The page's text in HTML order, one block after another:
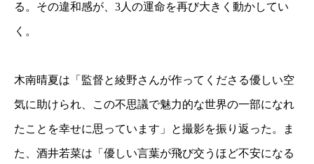
る。その違和感が、3人の運命を再び大きく動かしてい
く。
木南晴夏は「監督と綾野さんが作ってくださる優しい空
気に助けられ、この不思議で魅力的な世界の一部になれ
たことを幸せに思っています」と撮影を振り返った。ま
た、酒井若菜は「優しい言葉が飛び交うほど不安になる